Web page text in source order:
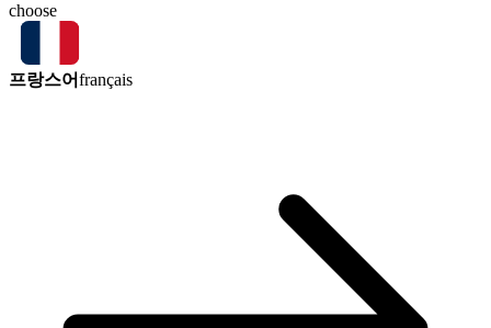
choose
프랑스어français